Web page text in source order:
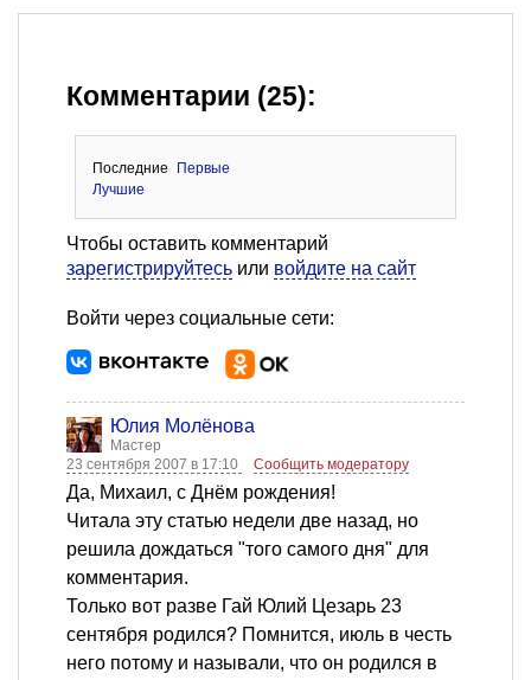
Комментарии (25):
Последние
Первые
Лучшие
Чтобы оставить комментарий
зарегистрируйтесь или войдите на сайт
Войти через социальные сети:
Юлия Молёнова
Мастер
23 сентября 2007 в 17:10
Сообщить модератору
Да, Михаил, с Днём рождения!
Читала эту статью недели две назад, но
решила дождаться "того самого дня" для
комментария.
Только вот разве Гай Юлий Цезарь 23
сентября родился? Помнится, июль в честь
него потому и называли, что он родился в